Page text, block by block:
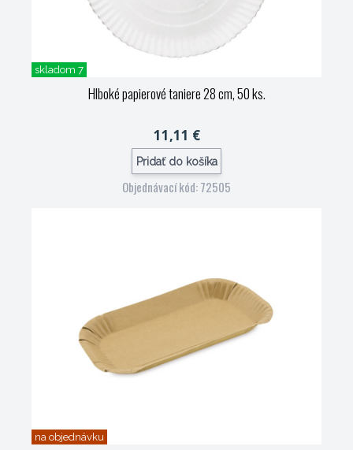
skladom 7
Hlboké papierové taniere 28 cm, 50 ks.
11,11 €
Pridať do košíka
Objednávací kód: 72505
na objednávku